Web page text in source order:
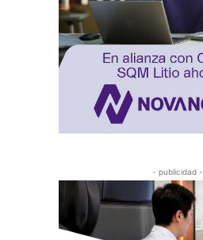
- publicidad -